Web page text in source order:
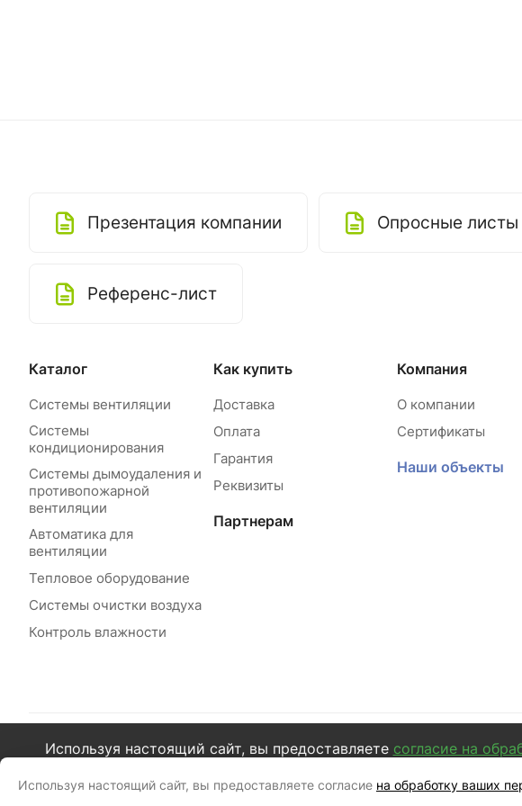
Презентация компании Опросные листы
Референс-лист
Каталог
Системы вентиляции
Системы
кондиционирования
Системы дымоудаления и
противопожарной
вентиляции
Автоматика для
вентиляции
Тепловое оборудование
Системы очистки воздуха
Контроль влажности
Как купить
Доставка
Оплата
Гарантия
Реквизиты
Партнерам
Компания
О компании
Сертификаты
Наши объекты
© 2026 ВентЭксперт Положение о
Используя настоящий сайт, вы предоставляете согласие на
Используя настоящий сайт, вы предоставляете согласие на обработку ваших